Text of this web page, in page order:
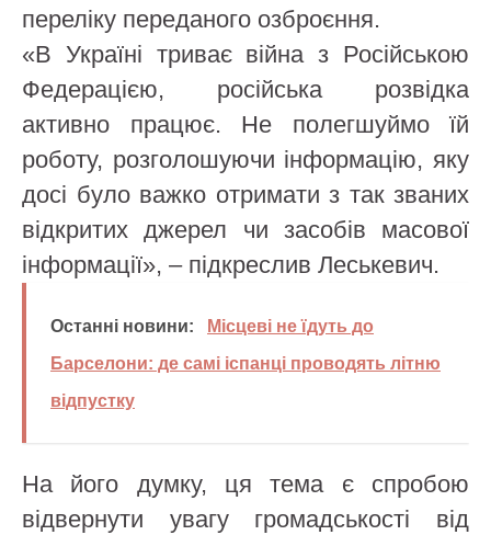
переліку переданого озброєння.
«В Україні триває війна з Російською
Федерацією, російська розвідка
активно працює. Не полегшуймо їй
роботу, розголошуючи інформацію, яку
досі було важко отримати з так званих
відкритих джерел чи засобів масової
інформації», – підкреслив Леськевич.
Останні новини:
Місцеві не їдуть до
Барселони: де самі іспанці проводять літню
відпустку
На його думку, ця тема є спробою
відвернути увагу громадськості від